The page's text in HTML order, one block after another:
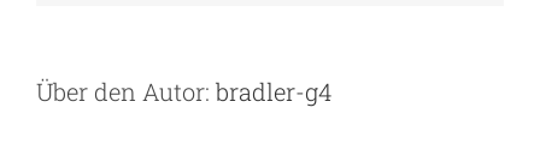
Über den Autor: bradler-g4